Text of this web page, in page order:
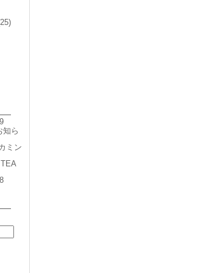
ら
ミン